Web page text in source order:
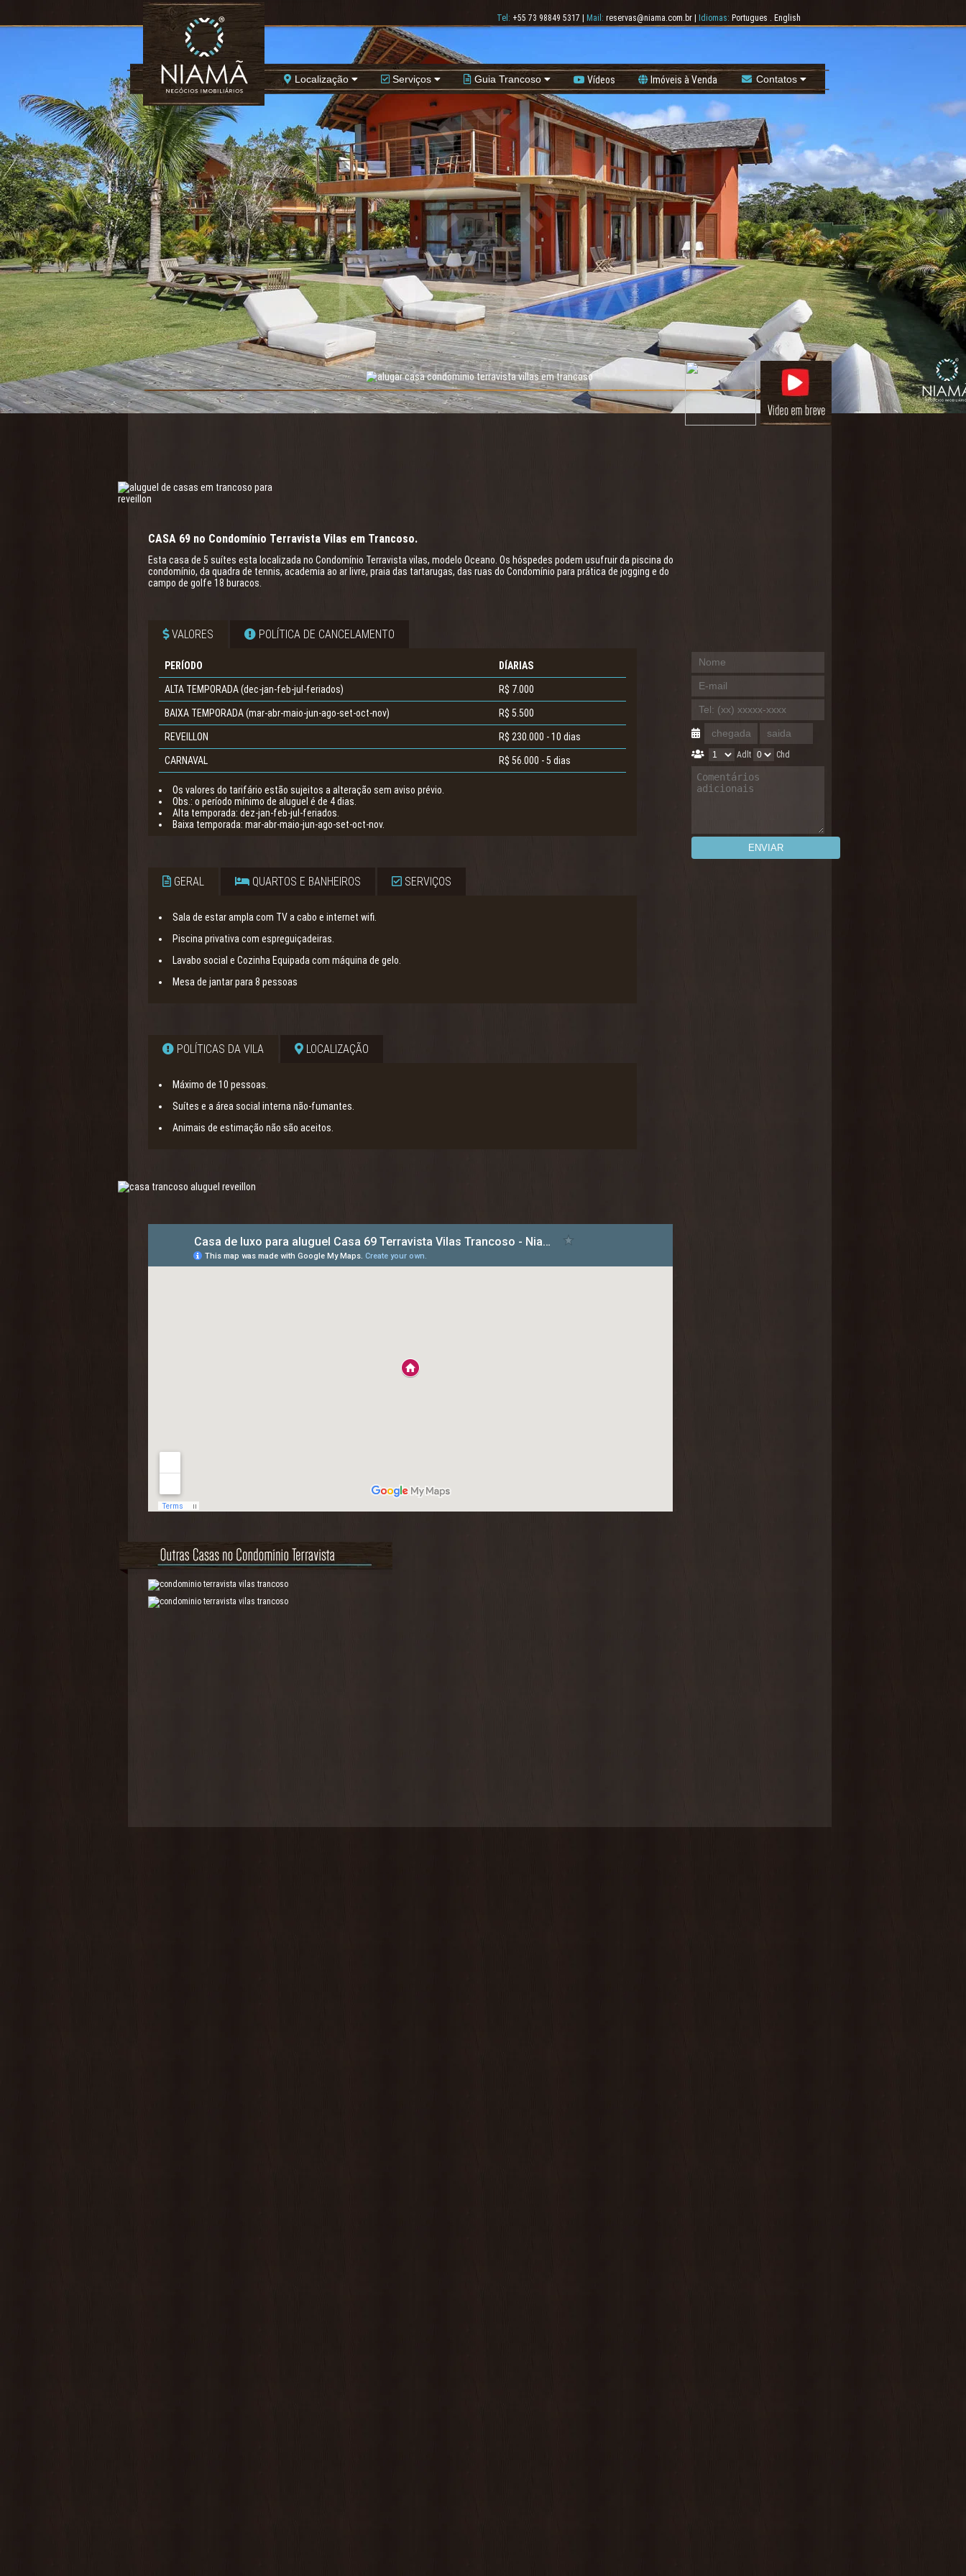
Localização Serviços Guia Trancoso Vídeos Imóveis à Venda Contatos
Tel: +55 73 98849 5317 Mail: reservas@niama.com.br Idiomas: Portugues . English
CASA 69 no Condomínio Terravista Vilas em Trancoso.
Esta casa de 5 suítes esta localizada no Condomínio Terravista vilas, modelo Oceano. Os hóspedes podem usufruir da piscina do
condomínio, da quadra de tennis, academia ao ar livre, praia das tartarugas, das ruas do Condomínio para prática de jogging e do
campo de golfe 18 buracos.
VALORES POLÍTICA DE CANCELAMENTO
PERÍODO DÍARIAS
ALTA TEMPORADA (dec-jan-feb-jul-feriados) R$ 7.000
BAIXA TEMPORADA (mar-abr-maio-jun-ago-set-oct-nov) R$ 5.500
REVEILLON R$ 230.000 - 10 dias
CARNAVAL R$ 56.000 - 5 dias
Os valores do tarifário estão sujeitos a alteração sem aviso prévio.
Obs.: o período mínimo de aluguel é de 4 dias.
Alta temporada: dez-jan-feb-jul-feriados.
Baixa temporada: mar-abr-maio-jun-ago-set-oct-nov.
GERAL QUARTOS E BANHEIROS SERVIÇOS
Sala de estar ampla com TV a cabo e internet wifi.
Piscina privativa com espreguiçadeiras.
Lavabo social e Cozinha Equipada com máquina de gelo.
Mesa de jantar para 8 pessoas
POLÍTICAS DA VILA LOCALIZAÇÃO
Máximo de 10 pessoas.
Suítes e a área social interna não-fumantes.
Animais de estimação não são aceitos.
Adlt Chd